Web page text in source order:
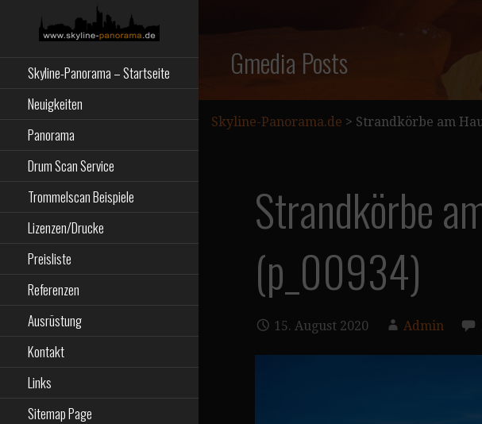
SKYLINE-
PANORAMA.DE
Skyline-Panorama – Startseite
Neuigkeiten
Panorama
Drum Scan Service
Trommelscan Beispiele
Lizenzen/Drucke
Preisliste
Referenzen
Ausrüstung
Kontakt
Links
Sitemap Page
Gmedia Posts
Skyline-Panorama.de > Strandkörbe am
Strandkörbe
(p_00934)
15. August 2020 Admin